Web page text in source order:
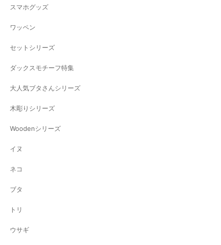
スマホグッズ
ワッペン
セットシリーズ
ダックスモチーフ特集
大人気ブタさんシリーズ
木彫りシリーズ
Woodenシリーズ
イヌ
ネコ
ブタ
トリ
ウサギ